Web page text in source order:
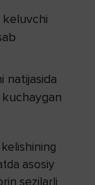
keluvchi
natijasida
asosiy
sezilarli